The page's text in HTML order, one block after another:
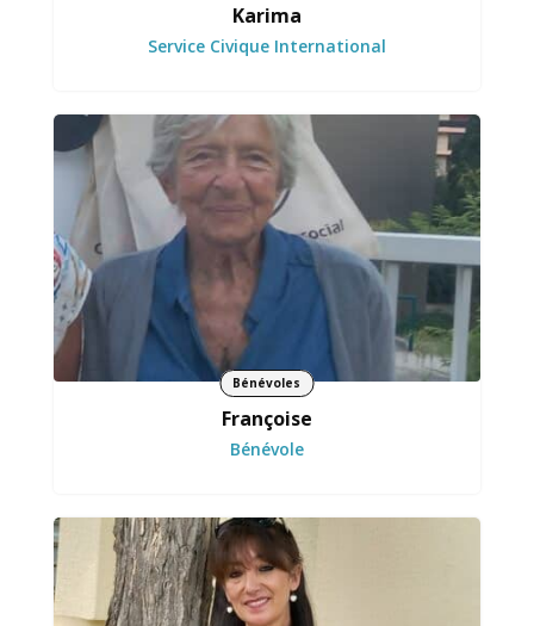
Karima
Service Civique International
Bénévoles
Françoise
Bénévole
S’implique activement dans la vie et les actions
de l’association
Révèle le potentiel de chaque création et
créateurs